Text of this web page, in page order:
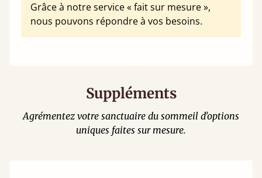
Grâce à notre service « fait sur mesure »,
nous pouvons répondre à vos besoins.
Suppléments
Agrémentez votre sanctuaire du sommeil d'options
uniques faites sur mesure.